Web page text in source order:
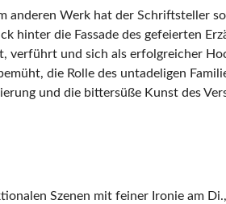
anderen Werk hat der Schriftsteller
hinter die Fassade des gefeierten
verführt und sich als erfolgreicher
die Rolle des untadeligen
und die bittersüße Kunst des
Szenen mit feiner Ironie am